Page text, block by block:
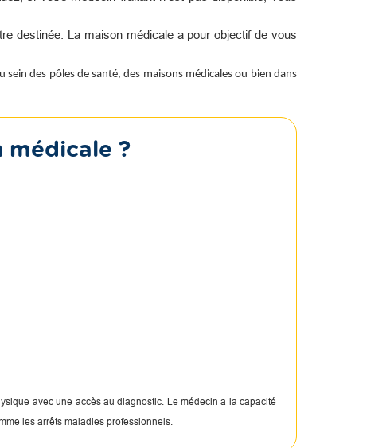
destinée. La maison médicale a pour objectif de vous
des pôles de santé, des maisons médicales ou bien dans
médicale ?
avec une accès au diagnostic. Le médecin a la capacité
les arrêts maladies professionnels.